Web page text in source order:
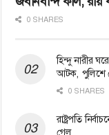
0 SHARES
হিন্দু নারীর
আটক, পুলিশে
0 SHARES
রাষ্ট্রপতি
গেল